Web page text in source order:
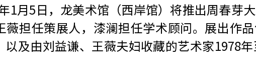
1月5日，龙美术馆（西岸馆）将推出周春芽
担任策展人，漆澜担任学术顾问。展出作
及由刘益谦、王薇夫妇收藏的艺术家1978